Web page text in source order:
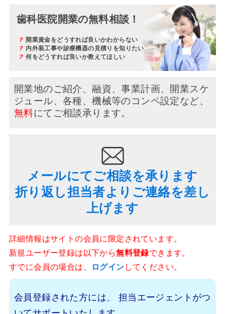
歯科医院開業の無料相談！
？開業資金をどうすれば良いかわからない
？ 内外装工事や診療機器の見積りを知りたい
？何をどうすれば良いか教えてほしい
開業地のご紹介、融資、事業計画、開業スケ
ジュール、 各種、機械等のコンペ設定など、
無料にてご相談承ります。
メールにてご相談を承ります
折り返し担当者よりご連絡を差し
上げます
詳細情報はサイトの会員に限定されています。
新規ユーザー登録は以下から無料登録できます。
すでに会員の場合は、
ログインしてください。
会員登録された方には、
担当エージェントがつ